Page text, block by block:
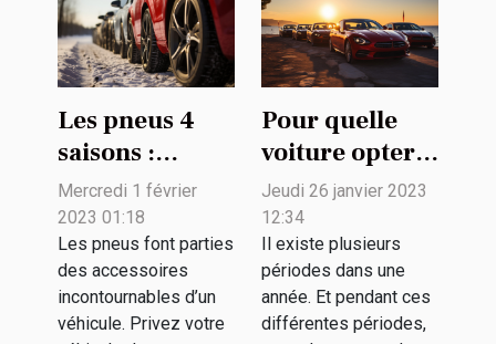
Les pneus 4
saisons :
pourquoi
opter pour ce
choix ?
Mercredi 1 février
2023 01:18
Les pneus font parties
des accessoires
incontournables d’un
véhicule. Privez votre
Pour quelle
voiture opter
pour profiter
de l'été ?
Jeudi 26 janvier 2023
12:34
Il existe plusieurs
périodes dans une
année. Et pendant ces
différentes périodes,